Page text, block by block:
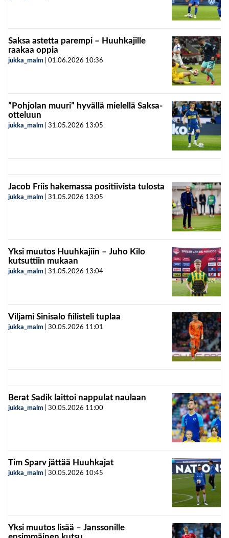
Saksa astetta parempi – Huuhkajille
raakaa oppia
jukka_malm 01.06.2026 10:36
”Pohjolan muuri” hyvällä mielellä Saksa-
otteluun
jukka_malm 31.05.2026 13:05
Jacob Friis hakemassa positiivista tulosta
jukka_malm 31.05.2026 13:05
Yksi muutos Huuhkajiin – Juho Kilo
kutsuttiin mukaan
jukka_malm 31.05.2026 13:04
Viljami Sinisalo fiilisteli tuplaa
jukka_malm 30.05.2026 11:01
Berat Sadik laittoi nappulat naulaan
jukka_malm 30.05.2026 11:00
Tim Sparv jättää Huuhkajat
jukka_malm 30.05.2026 10:45
Yksi muutos lisää – Janssonille